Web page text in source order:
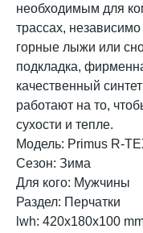
необходимым для
трассах,
горные лыжи или
подкладка,
качественный
работают на то,
сухости и тепле.
Модель: Primus R-
Сезон: Зима
Для кого: Мужчины
Раздел: Перчатки
lwh: 420x180x100